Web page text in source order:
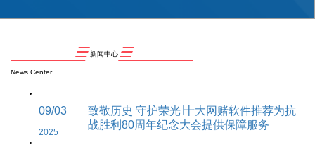
新闻中心
News Center
09/03
2025
致敬历史 守护荣光∣十大网赌软件推荐为抗
战胜利80周年纪念大会提供保障服务